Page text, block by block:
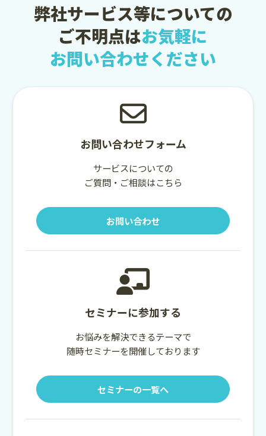
弊社サービス等についての
ご不明点はお気軽に
お問い合わせください
お問い合わせフォーム
サービスについての
ご質問・ご相談はこちら
お問い合わせ
セミナーに参加する
お悩みを解決できるテーマで
随時セミナーを開催しております
セミナーの一覧へ